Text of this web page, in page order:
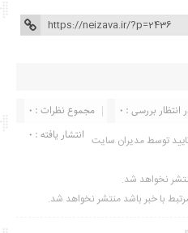
مجموع نظرات : 0
انتظار بررسی : 0
انتشار یافته : ۰ توسط مدیران سایت
نخواهد شد.
با خبر باشد منتشر نخواهد شد.